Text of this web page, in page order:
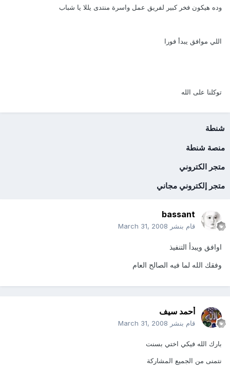
وده هيكون فخر كبير لفريق عمل واسرة منتدى يللا يا شباب
اللي موافق يبدأ فورا
توكلنا على الله
شنطة
منصة شنطة
متجر الكتروني
متجر إلكتروني مجاني
bassant
قام بنشر March 31, 2008
اوافق ويبدأ التنفيذ
وفقك الله لما فيه الصالح العام
أحمد سيف
قام بنشر March 31, 2008
بارك الله فيكي اختي بسنت
نتمنى من الجميع المشاركة